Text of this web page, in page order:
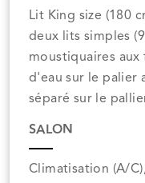
Lit King size (180
deux lits simples
moustiquaires aux
d'eau sur le palier
séparé sur le
SALON
Climatisation (A/